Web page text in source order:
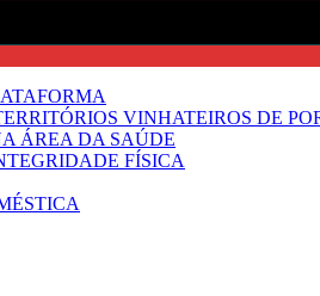
VINHATEIROS DE
ÁREA DA SAÚDE
FÍSICA